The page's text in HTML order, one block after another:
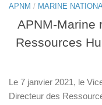
APNM / MARINE
APNM-Marine
Ressources
Le 7 janvier 2021, le
Directeur des